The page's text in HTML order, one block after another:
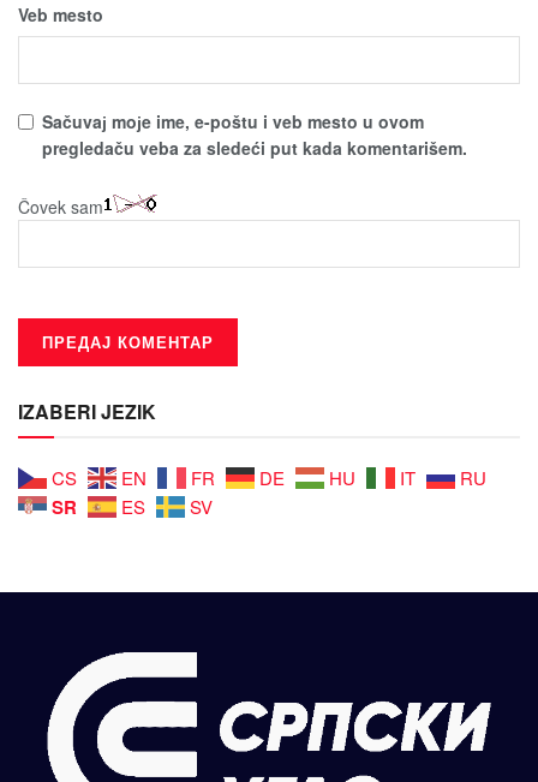
Veb mesto
Sačuvaј moјe ime, e-poštu i veb mesto u ovom
pregledaču veba za sledeći put kada komentarišem.
Čovek sam
IZABERI JEZIK
CS EN FR DE HU IT RU
SR ES SV